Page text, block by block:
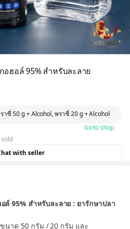
ฮอล์ 95% สำหรับละลาย
าซี่ 50 g + Alcohol, พราซี่ 20 g + Alcohol
Go to shop
with seller
ล์ 95% สำหรับละลาย : ยารักษาปลา
นาด 50 กรัม / 20 กรัม และ